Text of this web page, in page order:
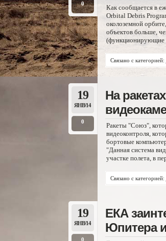
0
Как сообщается в
Orbital Debris
околоземной
объектов больше,
(функционирующие
Связано с категорией:
19
ЯНВ/14
0
На
Ракеты "Союз",
видеоконтроля,
бортовые
"Данная система
участке полета, в
Связано с категорией:
19
ЯНВ/14
0
ЕКА
Юпитера